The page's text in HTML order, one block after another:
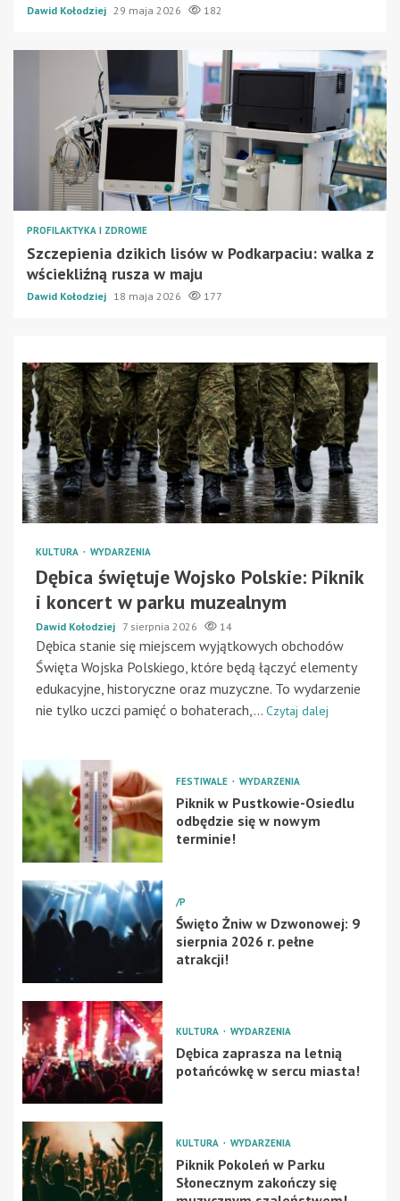
Dawid Kołodziej 29 maja 2026 182
PROFILAKTYKA I ZDROWIE
Szczepienia dzikich lisów w Podkarpaciu: walka z
wściekliźną rusza w maju
Dawid Kołodziej 18 maja 2026 177
KULTURA WYDARZENIA
Dębica świętuje Wojsko Polskie: Piknik
i koncert w parku muzealnym
Dawid Kołodziej 7 sierpnia 2026 14
Dębica stanie się miejscem wyjątkowych obchodów
Święta Wojska Polskiego, które będą łączyć elementy
edukacyjne, historyczne oraz muzyczne. To wydarzenie
nie tylko uczci pamięć o bohaterach,... Czytaj dalej
FESTIWALE WYDARZENIA
Piknik w Pustkowie-Osiedlu
odbędzie się w nowym
terminie!
/P
Święto Żniw w Dzwonowej: 9
sierpnia 2026 r. pełne
atrakcji!
KULTURA WYDARZENIA
Dębica zaprasza na letnią
potańcówkę w sercu miasta!
KULTURA WYDARZENIA
Piknik Pokoleń w Parku
Słonecznym zakończy się